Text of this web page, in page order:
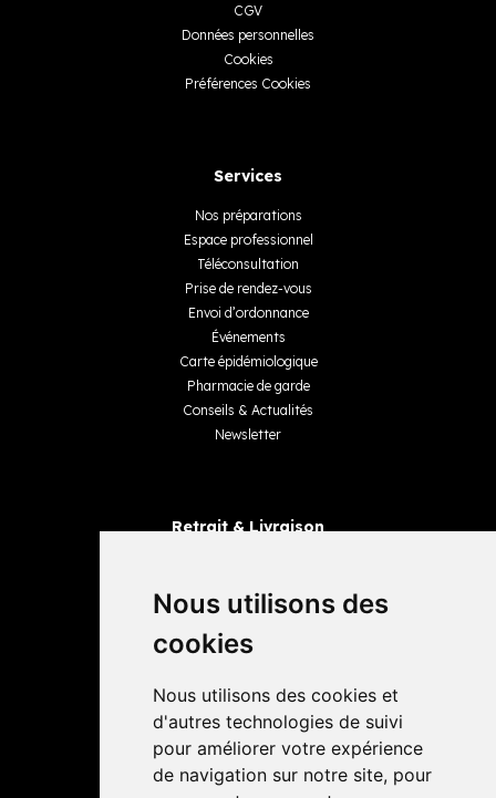
Nous utilisons des
cookies
Nous utilisons des cookies et
d'autres technologies de suivi
pour améliorer votre expérience
de navigation sur notre site, pour
CGV
Données personnelles
Cookies
Préférences Cookies
Services
Nos préparations
Espace professionnel
Téléconsultation
Prise de rendez-vous
Envoi d’ordonnance
Événements
Carte épidémiologique
Pharmacie de garde
Conseils & Actualités
Newsletter
Retrait & Livraison
Livraisons
4,4 / 5 65 avis